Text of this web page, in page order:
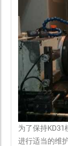
为了保持
进行适当的维